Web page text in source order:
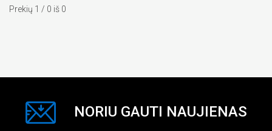
Prekių 1 / 0 iš 0
NORIU GAUTI NAUJIENAS